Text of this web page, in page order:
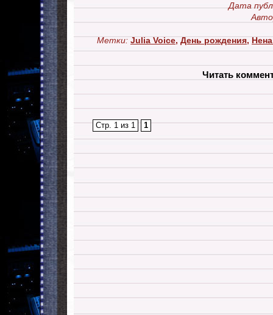
Дата
Метки: Julia Voice, День рождения,
Читать
Стр. 1 из 1 1